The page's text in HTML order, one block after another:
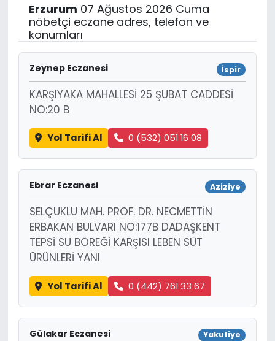
Erzurum 07 Ağustos 2026 Cuma
nöbetçi eczane adres, telefon ve
konumları
Zeynep Eczanesi İspir
KARŞIYAKA MAHALLESİ 25 ŞUBAT CADDESİ
NO:20 B
Yol Tarifi Al 0 (532) 051 16 08
Ebrar Eczanesi Aziziye
SELÇUKLU MAH. PROF. DR. NECMETTİN
ERBAKAN BULVARI NO:177B DADAŞKENT
TEPSİ SU BÖREĞİ KARŞISI LEBEN SÜT
ÜRÜNLERİ YANI
Yol Tarifi Al 0 (442) 761 33 67
Gülakar Eczanesi Yakutiye